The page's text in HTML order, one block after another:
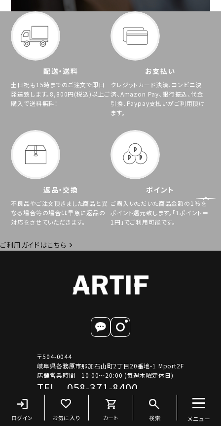
配送・送料
土日祝も15時までのご注文で即日
発送致します。8,800円(税込)以上ご
購入で送料無料！
お支払い
クレジットカード決済、コンビニ決
済、Amazon Pay、銀行振込、代金
引換、Paypay支払いがご利用頂け
ます。
返品・交換
不良品やご注文頂きました商品と異
なる場合等の場合は早急に返品の
対応をさせていただきます。
ポイント
ご購入いただいた商品金額の1％を
ポイント還元致します。「1ポイント＝
1円」でご利用可能です。
ご利用ガイドはこちら
〒504-0044
岐阜県各務原市那加石山町2丁目20番地-1 Mport2F
店舗営業時間 10:00～20:00 (毎週木曜定休日)
TEL 058-371-8400